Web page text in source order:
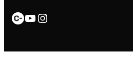
Enlace
YouTube
Instagram